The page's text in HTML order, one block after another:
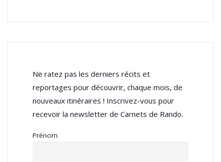
Ne ratez pas les derniers récits et
reportages pour découvrir, chaque mois, de
nouveaux itinéraires ! Inscrivez-vous pour
recevoir la newsletter de Carnets de Rando.
Prénom